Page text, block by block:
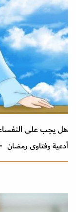
هل يجب على
أدعية وفتاوى رمضان